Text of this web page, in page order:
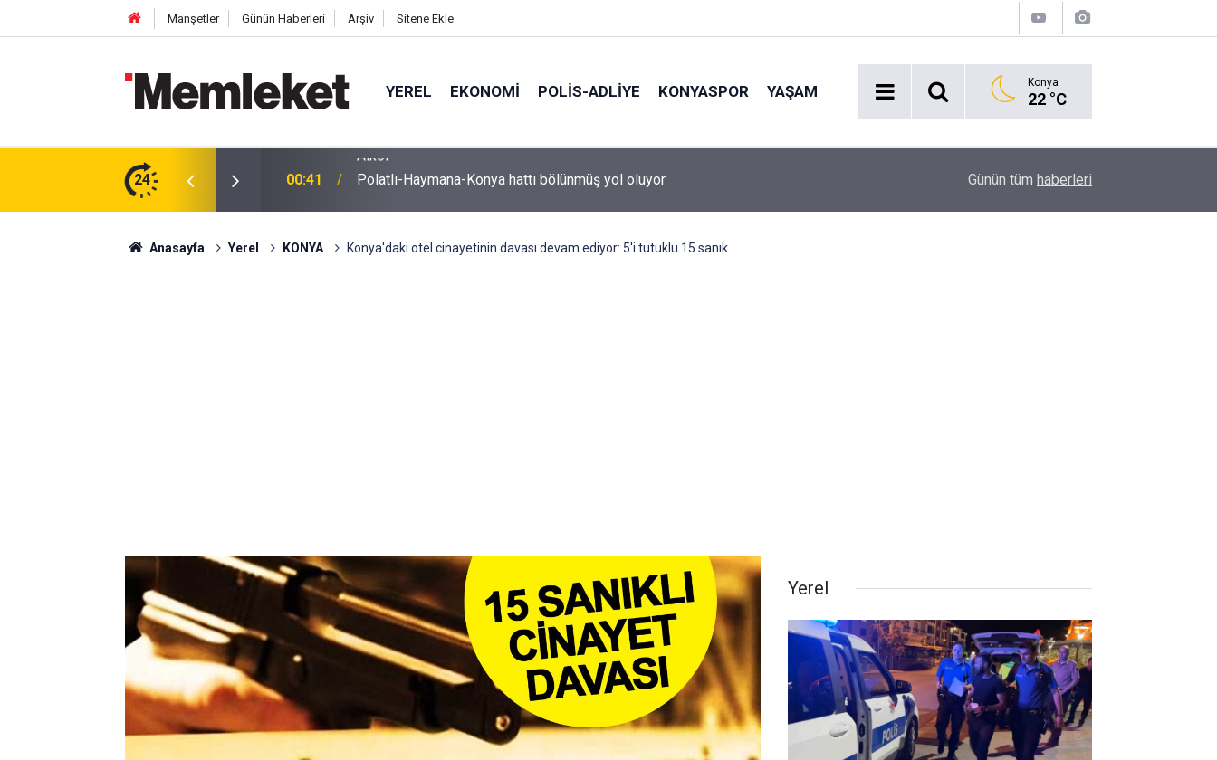
Manşetler Günün Haberleri Arşiv Sitene Ekle
YEREL EKONOMI POLİS-ADLİYE KONYASPOR YAŞAM Konya
22 °C
24
Otomobilde Şoke Eden Sonuç: 1.89 Promil
00:41 Polatlı-Haymana-Konya hattı bölünmüş yol oluyor Erkin Koray'ı bir tek onlar hatırladı
Günün tüm haberleri
Anasayfa Yerel KONYA Konya'daki otel cinayetinin davası devam ediyor: 5'i tutuklu 15 sanık
Yerel